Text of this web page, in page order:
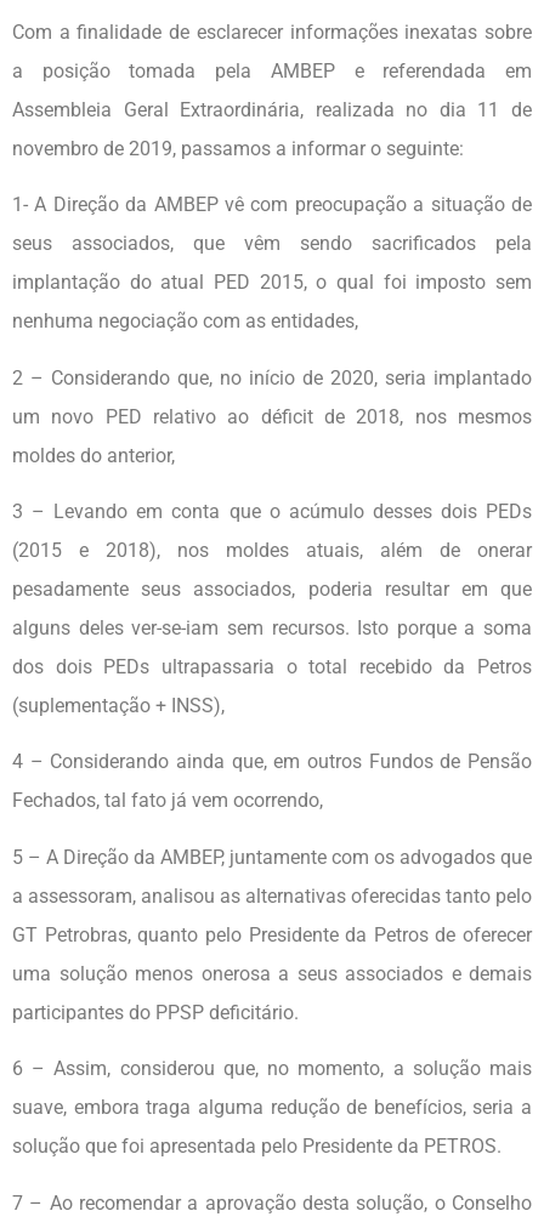
Com a finalidade de esclarecer informações inexatas sobre
a posição tomada pela AMBEP e referendada em
Assembleia Geral Extraordinária, realizada no dia 11 de
novembro de 2019, passamos a informar o seguinte:
1- A Direção da AMBEP vê com preocupação a situação de
seus associados, que vêm sendo sacrificados pela
implantação do atual PED 2015, o qual foi imposto sem
nenhuma negociação com as entidades,
2 – Considerando que, no início de 2020, seria implantado
um novo PED relativo ao déficit de 2018, nos mesmos
moldes do anterior,
3 – Levando em conta que o acúmulo desses dois PEDs
(2015 e 2018), nos moldes atuais, além de onerar
pesadamente seus associados, poderia resultar em que
alguns deles ver-se-iam sem recursos. Isto porque a soma
dos dois PEDs ultrapassaria o total recebido da Petros
(suplementação + INSS),
4 – Considerando ainda que, em outros Fundos de Pensão
Fechados, tal fato já vem ocorrendo,
5 – A Direção da AMBEP, juntamente com os advogados que
a assessoram, analisou as alternativas oferecidas tanto pelo
GT Petrobras, quanto pelo Presidente da Petros de oferecer
uma solução menos onerosa a seus associados e demais
participantes do PPSP deficitário.
6 – Assim, considerou que, no momento, a solução mais
suave, embora traga alguma redução de benefícios, seria a
solução que foi apresentada pelo Presidente da PETROS.
7 – Ao recomendar a aprovação desta solução, o Conselho